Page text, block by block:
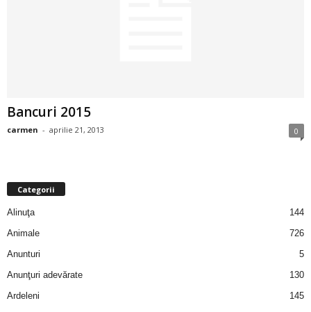
Bancuri 2015
carmen - aprilie 21, 2013 0
Categorii
Alinuţa
144
Animale
726
Anunturi
5
Anunţuri adevărate
130
Ardeleni
145